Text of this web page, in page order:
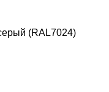
(RAL7024)